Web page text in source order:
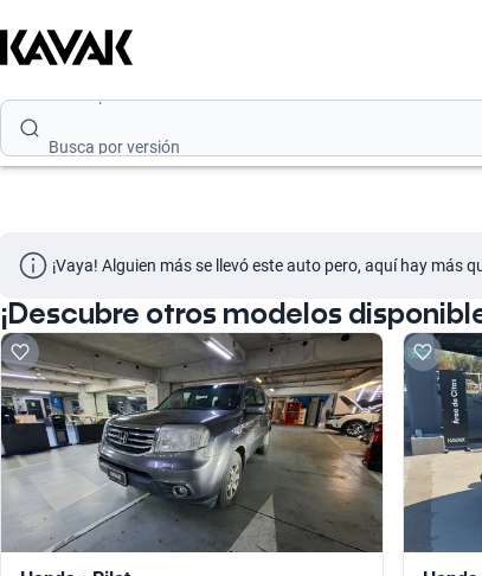
Busca por versión
Busca por año
¡Vaya! Alguien más se llevó este auto pero, aquí hay más
¡Descubre otros modelos